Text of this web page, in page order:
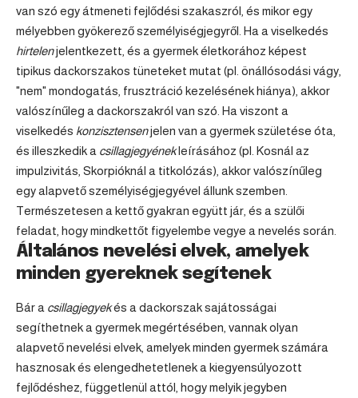
van szó egy átmeneti fejlődési szakaszról, és mikor egy
mélyebben gyökerező személyiségjegyről. Ha a viselkedés
hirtelenjelentkezett, és a gyermek életkorához képest
tipikus dackorszakos tüneteket mutat (pl. önállósodási vágy,
"nem" mondogatás, frusztráció kezelésének hiánya), akkor
valószínűleg a dackorszakról van szó. Ha viszont a
viselkedés konzisztensenjelen van a gyermek születése óta,
és illeszkedik a csillagjegyénekleírásához (pl. Kosnál az
impulzivitás, Skorpióknál a titkolózás), akkor valószínűleg
egy alapvető személyiségjegyével állunk szemben.
Természetesen a kettő gyakran együtt jár, és a szülői
feladat, hogy mindkettőt figyelembe vegye a nevelés során.
Általános nevelési elvek, amelyek
minden gyereknek segítenek
Bár a csillagjegyekés a dackorszak sajátosságai
segíthetnek a gyermek megértésében, vannak olyan
alapvető nevelési elvek, amelyek minden gyermek számára
hasznosak és elengedhetetlenek a kiegyensúlyozott
fejlődéshez, függetlenül attól, hogy melyik jegyben